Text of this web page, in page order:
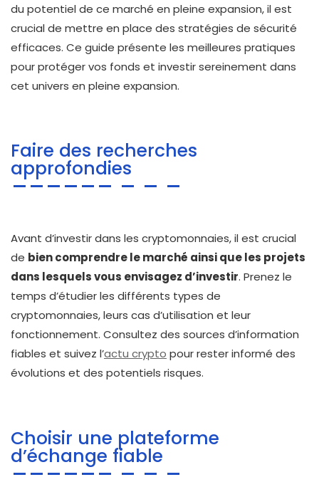
du potentiel de ce marché en pleine expansion, il est
crucial de mettre en place des stratégies de sécurité
efficaces. Ce guide présente les meilleures pratiques
pour protéger vos fonds et investir sereinement dans
cet univers en pleine expansion.
Faire des recherches
approfondies
Avant d’investir dans les cryptomonnaies, il est crucial
de bien comprendre le marché ainsi que les projets
dans lesquels vous envisagez d’investir. Prenez le
temps d’étudier les différents types de
cryptomonnaies, leurs cas d’utilisation et leur
fonctionnement. Consultez des sources d’information
fiables et suivez l’actu crypto pour rester informé des
évolutions et des potentiels risques.
Choisir une plateforme
d’échange fiable